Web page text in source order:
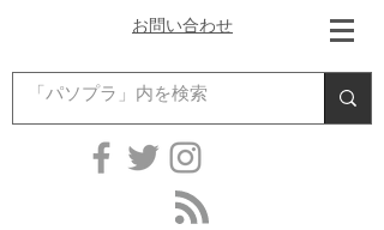
お問い合わせ